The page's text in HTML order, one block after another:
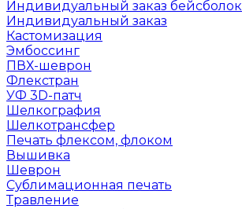
Индивидуальный заказ бейсболок
Индивидуальный заказ
Кастомизация
Эмбоссинг
ПВХ-шеврон
Флекстран
УФ 3D-патч
Шелкография
Шелкотрансфер
Печать флексом, флоком
Вышивка
Шеврон
Сублимационная печать
Травление